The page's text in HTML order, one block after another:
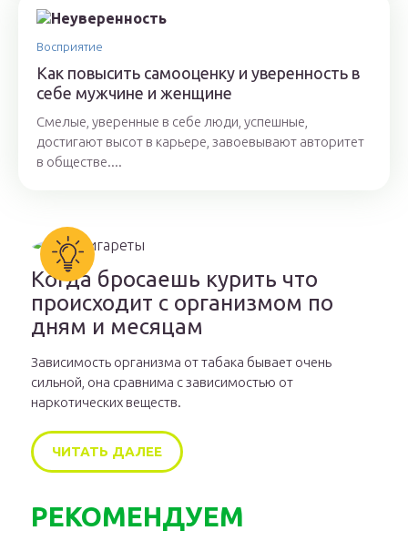
Восприятие
Как повысить самооценку и уверенность в
себе мужчине и женщине
Смелые, уверенные в себе люди, успешные,
достигают высот в карьере, завоевывают авторитет
в обществе....
Когда бросаешь курить что
происходит с организмом по
дням и месяцам
Зависимость организма от табака бывает очень
сильной, она сравнима с зависимостью от
наркотических веществ.
ЧИТАТЬ ДАЛЕЕ
РЕКОМЕНДУЕМ